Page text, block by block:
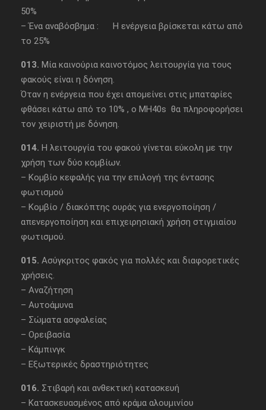
50%
– Ένα αναβόσβημα : Η ενέργεια βρίσκεται κάτω από
το 25%
013. Μία καινούρια καινοτόμος λειτουργία για τους
φακούς είναι η δόνηση.
Όταν η ενέργεια που έχει απομείνει στις μπαταρίες
φθάσει κάτω από το 10% , ο MH40s θα πληροφορήσει
τον χειριστή με δόνηση.
014. Η λειτουργία του φακού γίνεται εύκολη με την
χρήση των δύο κομβίων.
– Κομβίο κεφαλής για την επιλογή της έντασης
φωτισμού
– Κομβίο / διακόπτης ουράς για ενεργοποίηση /
απενεργοποίηση και επιχειρησιακή χρήση στιγμιαίου
φωτισμού.
015. Ασύγκριτος φακός για πολλές και διαφορετικές
χρήσεις.
– Αναζήτηση
– Αυτοάμυνα
– Σώματα ασφαλείας
– Ορειβασία
– Κάμπινγκ
– Εξωτερικές δραστηριότητες
016. Στιβαρή και ανθεκτική κατασκευή
– Κατασκευασμένος από κράμα αλουμινίου